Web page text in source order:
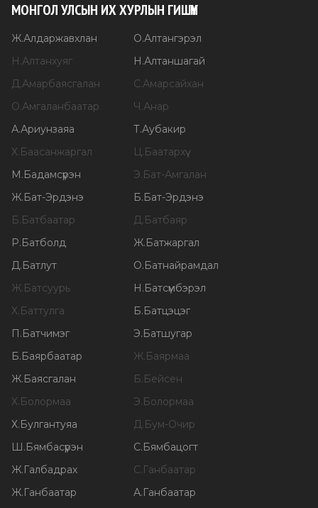
МОНГОЛ УЛСЫН ИХ ХУРЛЫН ГИШҮҮН
Ж.Алдаржавхлан О.Алтангэрэл
Н .Алтанхуяг Н .Алтаншагай
Д.Амарбаясгалан С.Амарсайхан
О.Амгаланбаатар Ч .Анар
А.Ариунзаяа Т.Аубакир
Х. Баасанжаргал Ц. Баатархүү
М . Бадамсүрэн Э. Бат-Амгалан
Ж. Бат-Эрдэнэ Б. Бат-Эрдэнэ
Б. Батбаатар Д. Батбаяр
Р. Батболд Ж. Батжаргал
Д. Батлут О. Батнайрамдал
Ж. Батсуурь Н . Батсүмбэрэл
Х. Баттулга Б. Батцэцэг
П . Батчимэг Э. Батшугар
Б. Баярбаатар Ж. Баярмаа
Ж. Баясгалан Б. Бейсен
Х. Болормаа Э. Болормаа
Х. Булгантуяа Д. Бум-Очир
Ш . Бямбасүрэн С. Бямбацогт
Ж. Галбадрах С. Ганбаатар
Ж. Ганбаатар А. Ганбаатар